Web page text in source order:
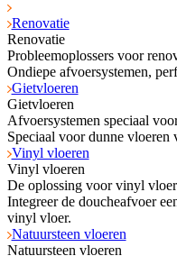
Renovatie
Renovatie
Probleemoplossers voor
Ondiepe afvoersystemen,
Gietvloeren
Gietvloeren
Afvoersystemen speciaal
Speciaal voor dunne vloeren
Vinyl vloeren
Vinyl vloeren
De oplossing voor vinyl
Integreer de doucheafvoer
vinyl vloer.
Natuursteen vloeren
Natuursteen vloeren